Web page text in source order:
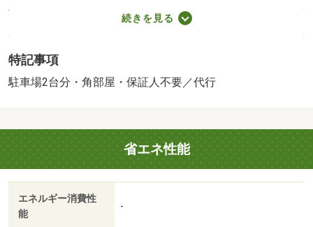
去時費用 退去費用実費精算※故意・過失等別途実費］／
（シャーメゾンライフＳＵＰＰＯＲＴ２４（月額１，３２
（ＷＩ－ＦＩ対応）／２台目駐車場３，３００円／（諸費
用及び、契約に要する費用は別途打合せ／●（家賃保証シ
ＴＶインターホン／室内洗濯置／シューズボックス／シス
テムキッチン／角住戸／温水洗浄便座／洗面所独立／洗面
化粧台／宅配ボックス／押入／敷金不要／３口以上コンロ
／防犯カメラ／グリル付／保証人不要／駐車２台可／専用
庭／ネット使用料不要／２駅利用可／駅徒歩１０分以内／
和室／全居室６畳以上／プロパンガス／室内物干機／リノ
続きを見る
特記事項
駐車場2台分・角部屋・保証人不要／代行
省エネ性能
エネルギー消費性
能
-